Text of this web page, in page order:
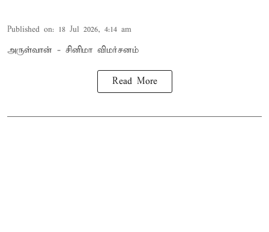
Published on: 18 Jul 2026, 4:14 am
அருள்வான் - சினிமா விமர்சனம்
Read More